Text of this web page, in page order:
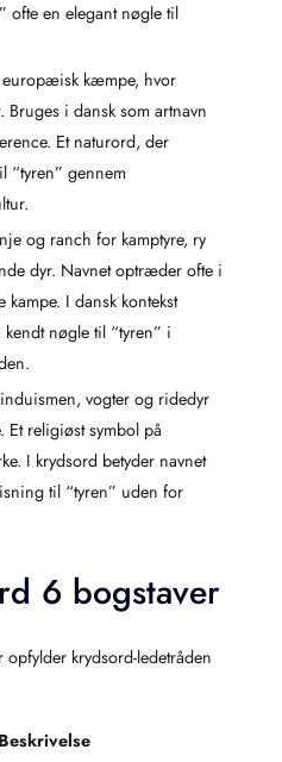
ofte en elegant nøgle til
kæmpe, hvor
Bruges i dansk som artnavn
Et naturord, der
“tyren” gennem
og ranch for kamptyre, ry
dyr. Navnet optræder ofte i
I dansk kontekst
nøgle til “tyren” i
vogter og ridedyr
Et religiøst symbol på
I krydsord betyder navnet
til “tyren” uden for
6 bogstaver
krydsord-ledetråden
Beskrivelse